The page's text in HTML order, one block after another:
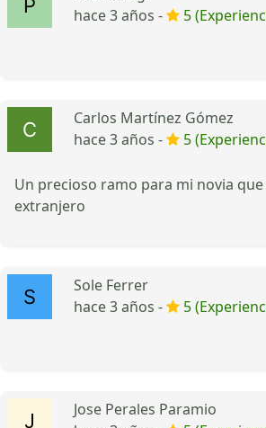
hace 3 años -
5
Carlos Martínez Gómez
hace 3 años -
5
Un precioso ramo para mi novia que
extranjero
Sole Ferrer
hace 3 años -
5
Jose Perales Paramio